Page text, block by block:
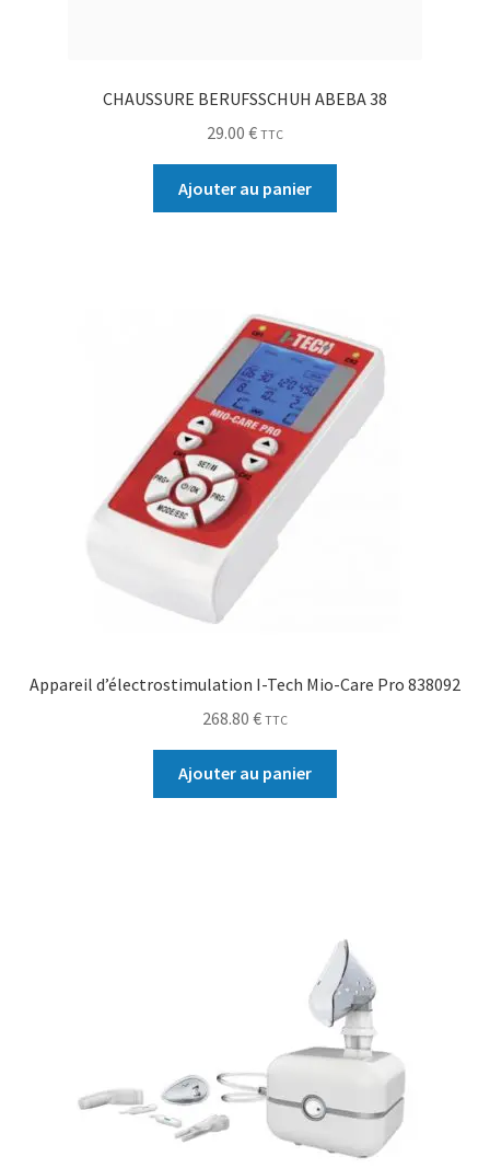
CHAUSSURE BERUFSSCHUH ABEBA 38
29.00 € TTC
Ajouter au panier
Appareil d’électrostimulation I-Tech Mio-Care Pro 838092
268.80 € TTC
Ajouter au panier